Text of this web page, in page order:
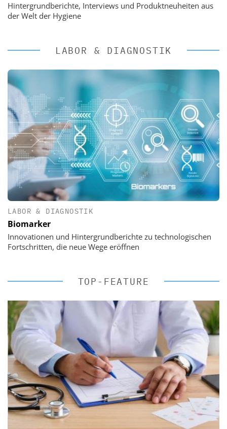
Hintergrundberichte, Interviews und Produktneuheiten aus
der Welt der Hygiene
LABOR & DIAGNOSTIK
LABOR & DIAGNOSTIK
Biomarker
Innovationen und Hintergrundberichte zu technologischen
Fortschritten, die neue Wege eröffnen
TOP-FEATURE